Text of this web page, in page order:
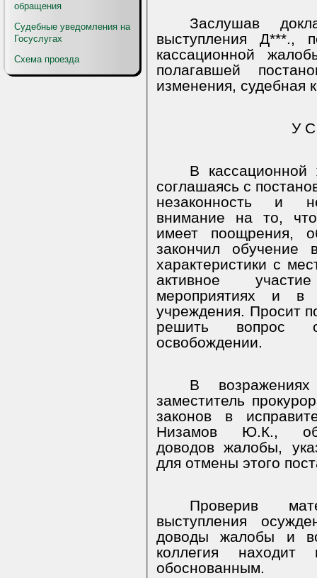
обращения
Судебные уведомления на
Госуслугах
Схема проезда
Заслушав
выступления Д***.,
кассационной
полагавшей
изменения, судебная
У
В
соглашаясь с
незаконность и
внимание на то,
имеет поощрения,
закончил обучение
характеристики с
активное
мероприятиях и в
учреждения. Просит
решить вопрос
освобождении.
В
заместитель
законов в
Низамов Ю.К.,
доводов жалобы,
для отмены этого
Проверив
выступления
доводы жалобы и
коллегия находит
обоснованным.